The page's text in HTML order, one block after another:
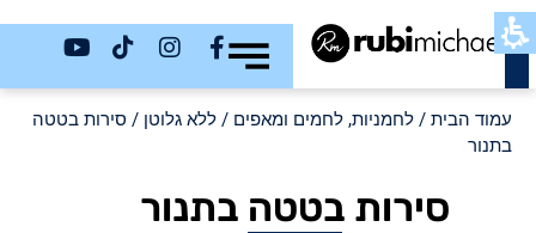
כשר
עמוד הבית / לחמניות, לחמים ומאפים / ללא גלוטן / סירות בטטה
בתנור
סירות בטטה בתנור